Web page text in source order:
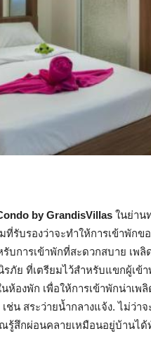
by GrandisVillas ในย่าน
รับรองว่าจะทำให้การเข้าพัก
การเข้าพักที่สะดวกสบาย เพลิ
ภัย ที่เตรียมไว้สำหรับแขกผู้เข้
องพัก เพื่อให้การเข้าพักน่าเพ
น สระว่ายน้ำกลางแจ้ง. ไม่ว่า
รู้สึกผ่อนคลายเหมือนอยู่บ้านได้